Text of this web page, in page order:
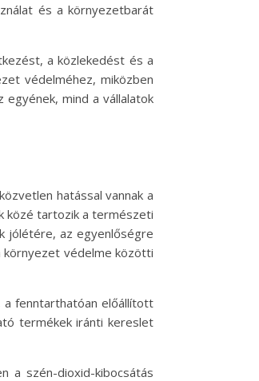
és a környezetbarát
a közlekedést és a
védelméhez, miközben
mind a vállalatok
hatással vannak a
közé tartozik a természeti
jólétére, az egyenlőségre
környezet védelme közötti
fenntarthatóan előállított
termékek iránti kereslet
a szén-dioxid-kibocsátás